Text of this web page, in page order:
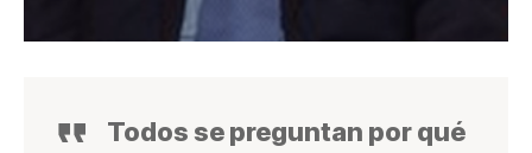
Todos se preguntan por qué